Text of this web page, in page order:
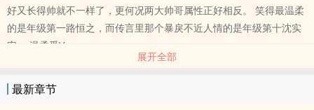
好又长得帅就不一样了，更何况两大帅哥属性正好相反。 笑得最温柔
的是年级第一路恒之，而传言里那个暴戾不近人情的是年级第十沈实
安。 温柔受V..
展开全部
最新章节